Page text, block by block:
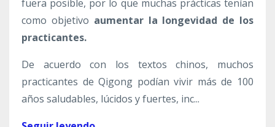
fuera posible, por lo que muchas prácticas tenían
como objetivo aumentar la longevidad de los
practicantes.
De acuerdo con los textos chinos, muchos
practicantes de Qigong podían vivir más de 100
años saludables, lúcidos y fuertes, inc...